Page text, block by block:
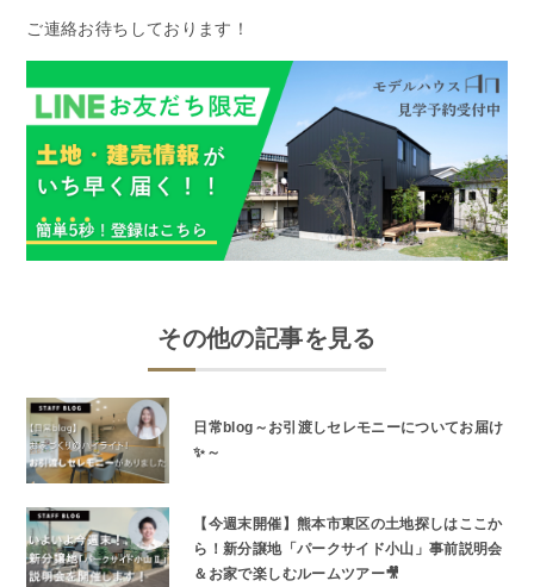
ご連絡お待ちしております！
その他の記事を見る
日常blog～お引渡しセレモニーについてお届け
✨～
【今週末開催】熊本市東区の土地探しはここか
ら！新分譲地「パークサイド小山」事前説明会
＆お家で楽しむルームツアー🎥